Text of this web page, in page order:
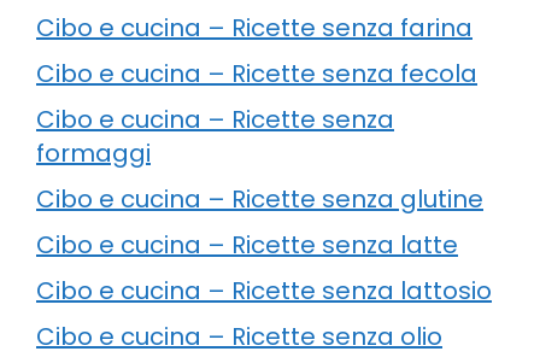
Cibo e cucina – Ricette senza farina
Cibo e cucina – Ricette senza fecola
Cibo e cucina – Ricette senza
formaggi
Cibo e cucina – Ricette senza glutine
Cibo e cucina – Ricette senza latte
Cibo e cucina – Ricette senza lattosio
Cibo e cucina – Ricette senza olio